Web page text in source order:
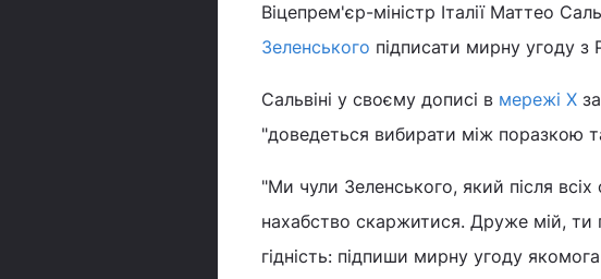
Віцепрем'єр-міністр Італії Маттео
Зеленського підписати мирну угоду з
Сальвіні у своєму дописі в мережі Х
"доведеться вибирати між поразкою
"Ми чули Зеленського, який після
нахабство скаржитися. Друже мій, ти
гідність: підпиши мирну угоду